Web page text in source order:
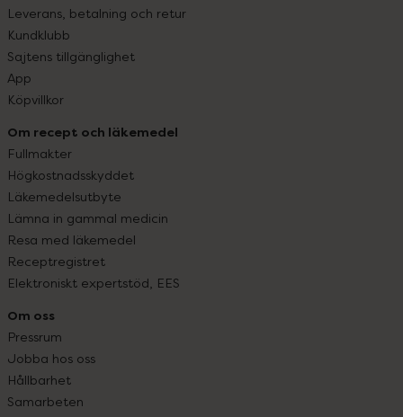
Leverans, betalning och retur
Kundklubb
Sajtens tillgänglighet
App
Köpvillkor
Om recept och läkemedel
Fullmakter
Högkostnadsskyddet
Läkemedelsutbyte
Lämna in gammal medicin
Resa med läkemedel
Receptregistret
Elektroniskt expertstöd, EES
Om oss
Pressrum
Jobba hos oss
Hållbarhet
Samarbeten